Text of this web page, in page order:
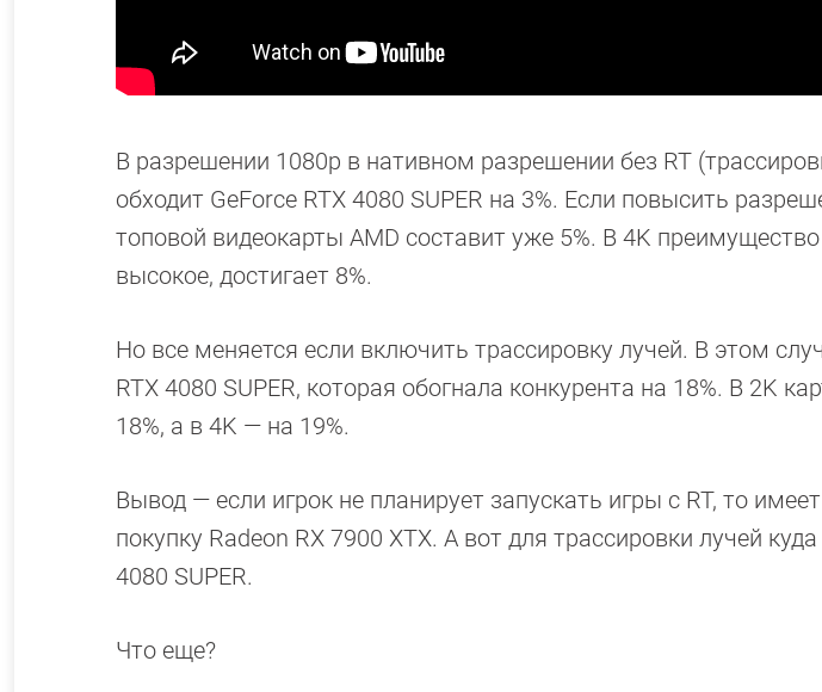
В разрешении 1080p в нативном разрешении без RT
обходит GeForce RTX 4080 SUPER на 3%. Если повысить
топовой видеокарты AMD составит уже 5%. В 4K
высокое, достигает 8%.
Но все меняется если включить трассировку лучей. В этом
RTX 4080 SUPER, которая обогнала конкурента на 18%. В 2K
18%, а в 4K — на 19%.
Вывод — если игрок не планирует запускать игры с RT, то
покупку Radeon RX 7900 XTX. А вот для трассировки лучей
4080 SUPER.
Что еще?